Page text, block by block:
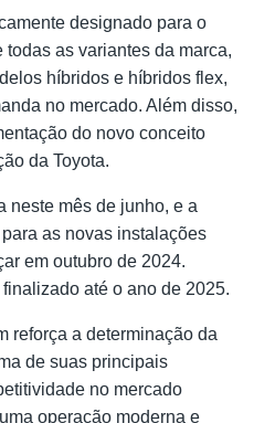
designado para o
as variantes da marca,
híbridos e híbridos flex,
no mercado. Além disso,
do novo conceito
da Toyota.
neste mês de junho, e a
as novas instalações
em outubro de 2024.
até o ano de 2025.
reforça a determinação da
de suas principais
no mercado
operação moderna e